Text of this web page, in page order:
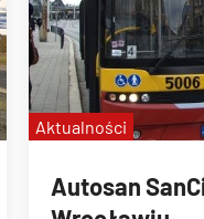
Autosan
Aktualności